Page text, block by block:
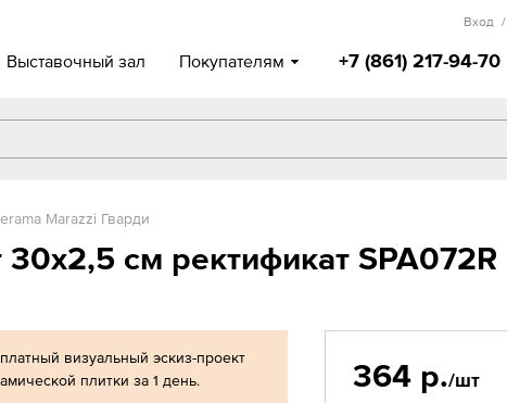
Выставочный зал Покупателям +7 (861) 217-94-70
Вход /
Marazzi Гварди
см ректификат SPA072R
визуальный эскиз-проект
плитки за 1 день.
364 р./шт